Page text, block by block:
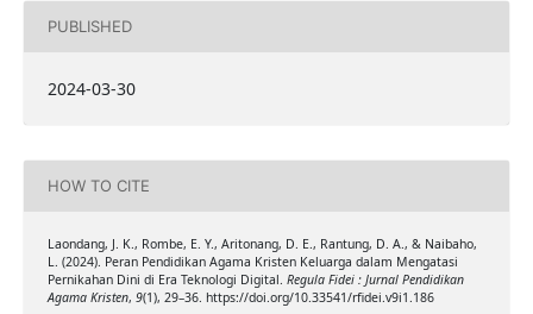
PUBLISHED
2024-03-30
HOW TO CITE
Laondang, J. K., Rombe, E. Y., Aritonang, D. E., Rantung, D. A., & Naibaho,
L. (2024). Peran Pendidikan Agama Kristen Keluarga dalam Mengatasi
Pernikahan Dini di Era Teknologi Digital. Regula Fidei : Jurnal Pendidikan
Agama Kristen, 9(1), 29–36. https://doi.org/10.33541/rfidei.v9i1.186